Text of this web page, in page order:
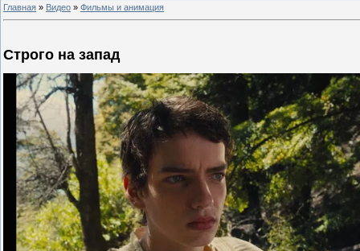
Главная » Видео » Фильмы и анимация
Строго на запад